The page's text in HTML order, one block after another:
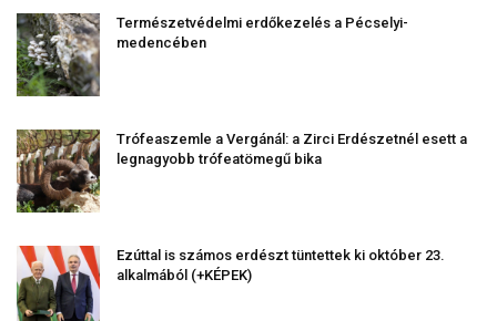
Természetvédelmi erdőkezelés a Pécselyi-
medencében
Trófeaszemle a Vergánál: a Zirci Erdészetnél esett a
legnagyobb trófeatömegű bika
Ezúttal is számos erdészt tüntettek ki október 23.
alkalmából (+KÉPEK)